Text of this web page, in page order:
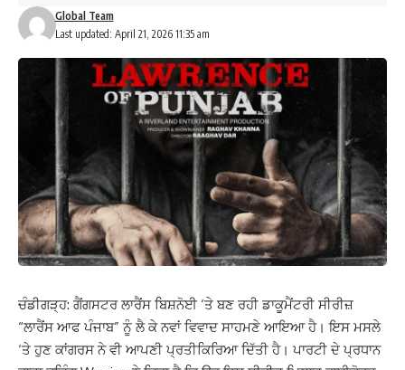
Last updated: April 21, 2026 11:35 am
Global Team
ਚੰਡੀਗੜ੍ਹ: ਗੈਂਗਸਟਰ ਲਾਰੈਂਸ ਬਿਸ਼ਨੋਈ ‘ਤੇ ਬਣ ਰਹੀ ਡਾਕੂਮੈਂਟਰੀ ਸੀਰੀਜ਼
“ਲਾਰੈਂਸ ਆਫ ਪੰਜਾਬ” ਨੂੰ ਲੈ ਕੇ ਨਵਾਂ ਵਿਵਾਦ ਸਾਹਮਣੇ ਆਇਆ ਹੈ। ਇਸ ਮਸਲੇ
‘ਤੇ ਹੁਣ ਕਾਂਗਰਸ ਨੇ ਵੀ ਆਪਣੀ ਪ੍ਰਤੀਕਿਰਿਆ ਦਿੱਤੀ ਹੈ। ਪਾਰਟੀ ਦੇ ਪ੍ਰਧਾਨ